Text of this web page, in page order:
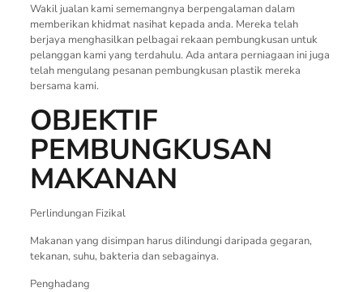
Wakil jualan kami sememangnya berpengalaman dalam
memberikan khidmat nasihat kepada anda. Mereka telah
berjaya menghasilkan pelbagai rekaan pembungkusan untuk
pelanggan kami yang terdahulu. Ada antara perniagaan ini juga
telah mengulang pesanan pembungkusan plastik mereka
bersama kami.
OBJEKTIF
PEMBUNGKUSAN
MAKANAN
Perlindungan Fizikal
Makanan yang disimpan harus dilindungi daripada gegaran,
tekanan, suhu, bakteria dan sebagainya.
Penghadang